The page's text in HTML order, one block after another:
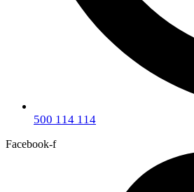
500 114 114
Facebook-f